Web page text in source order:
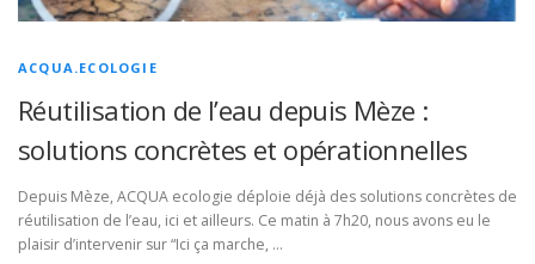
ACQUA.ECOLOGIE
Réutilisation de l’eau depuis Mèze :
solutions concrètes et opérationnelles
Depuis Mèze, ACQUA ecologie déploie déjà des solutions concrètes de
réutilisation de l’eau, ici et ailleurs. Ce matin à 7h20, nous avons eu le
plaisir d’intervenir sur “Ici ça marche, …